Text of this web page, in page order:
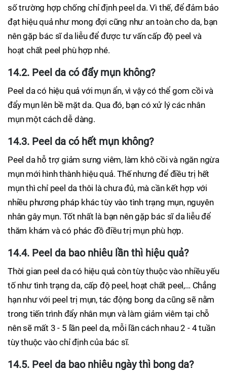
số trường hợp chống chỉ định peel da. Vì thế, để đảm bảo
đạt hiệu quả như mong đợi cũng như an toàn cho da, bạn
nên gặp bác sĩ da liễu để được tư vấn cấp độ peel và
hoạt chất peel phù hợp nhé.
14.2. Peel da có đẩy mụn không?
Peel da có hiệu quả với mụn ẩn, vì vậy có thể gom cồi và
đẩy mụn lên bề mặt da. Qua đó, bạn có xử lý các nhân
mụn một cách dễ dàng.
14.3. Peel da có hết mụn không?
Peel da hỗ trợ giảm sưng viêm, làm khô cồi và ngăn ngừa
mụn mới hình thành hiệu quả. Thế nhưng để điều trị hết
mụn thì chỉ peel da thôi là chưa đủ, mà cần kết hợp với
nhiều phương pháp khác tùy vào tình trạng mụn, nguyên
nhân gây mụn. Tốt nhất là bạn nên gặp bác sĩ da liễu để
thăm khám và có phác đồ điều trị mụn phù hợp.
14.4. Peel da bao nhiêu lần thì hiệu quả?
Thời gian peel da có hiệu quả còn tùy thuộc vào nhiều yếu
tố như tình trạng da, cấp độ peel, hoạt chất peel,… Chẳng
hạn như với peel trị mụn, tác động bong da cũng sẽ nằm
trong tiến trình đẩy nhân mụn và làm giảm viêm tại chỗ
nên sẽ mất 3 - 5 lần peel da, mỗi lần cách nhau 2 - 4 tuần
tùy thuộc vào chỉ định của bác sĩ.
14.5. Peel da bao nhiêu ngày thì bong da?